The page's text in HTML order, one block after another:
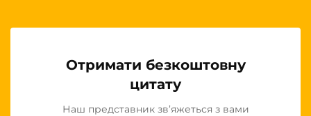
Отримати безкоштовну
цитату
Наш представник зв’яжеться з вами